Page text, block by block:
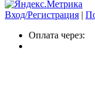
Вход/Регистрация |
Оплата через: